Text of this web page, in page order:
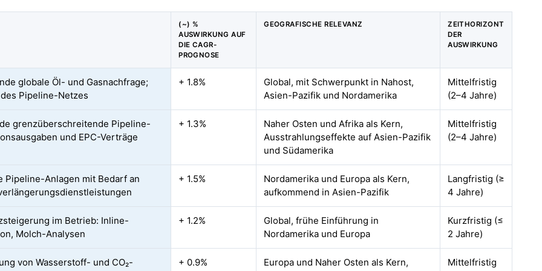
(~) %
AUSWIRKUNG AUF
DIE CAGR-
PROGNOSE
GEOGRAFISCHE RELEVANZ
ZEITHORIZONT
DER
AUSWIRKUNG
globale Öl- und Gasnachfrage;
Pipeline-Netzes
+ 1.8%
Global, mit Schwerpunkt in Nahost,
Asien-Pazifik und Nordamerika
Mittelfristig
(2–4 Jahre)
grenzüberschreitende Pipeline-
und EPC-Verträge
+ 1.3%
Naher Osten und Afrika als Kern,
Ausstrahlungseffekte auf Asien-Pazifik
und Südamerika
Mittelfristig
(2–4 Jahre)
Pipeline-Anlagen mit Bedarf an
+ 1.5%
Nordamerika und Europa als Kern,
aufkommend in Asien-Pazifik
Langfristig (≥
4 Jahre)
im Betrieb: Inline-
Molch-Analysen
+ 1.2%
Global, frühe Einführung in
Nordamerika und Europa
Kurzfristig (≤
2 Jahre)
von Wasserstoff- und CO₂-
+ 0.9%
Europa und Naher Osten als Kern,
Mittelfristig